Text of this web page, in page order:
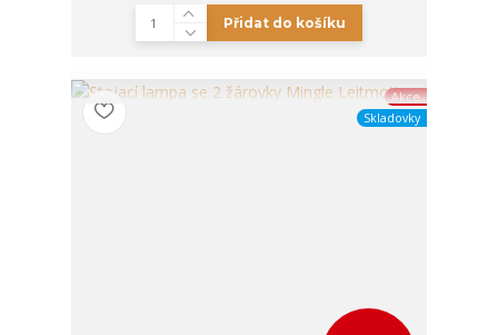
Přidat do košíku
Akce
Skladovky